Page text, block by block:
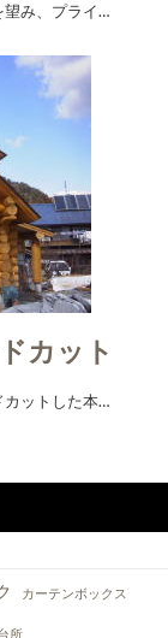
望み、プライ…
カット
カットした本…
カーテンボックス
所